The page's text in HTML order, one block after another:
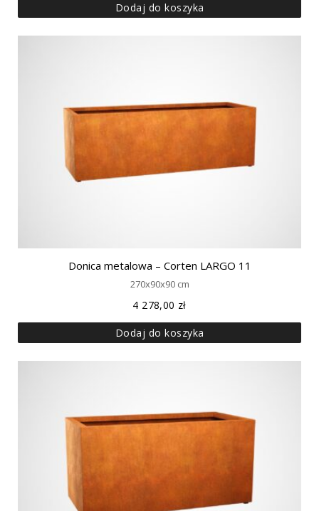
Dodaj do koszyka
Donica metalowa – Corten LARGO 11
270x90x90 cm
4 278,00 zł
Dodaj do koszyka